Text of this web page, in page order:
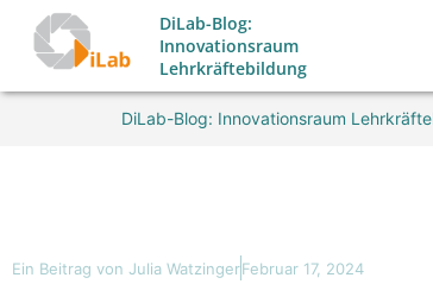
Inhalt
DiLab-Blog:
Innovationsraum
Lehrkräftebildung
DiLab-Blog: Innovationsraum
Ein Beitrag von Julia WatzingerFebruar 17, 2024